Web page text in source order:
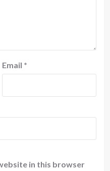
Email *
in this browser